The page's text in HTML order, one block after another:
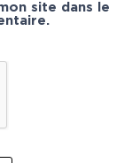
site dans le